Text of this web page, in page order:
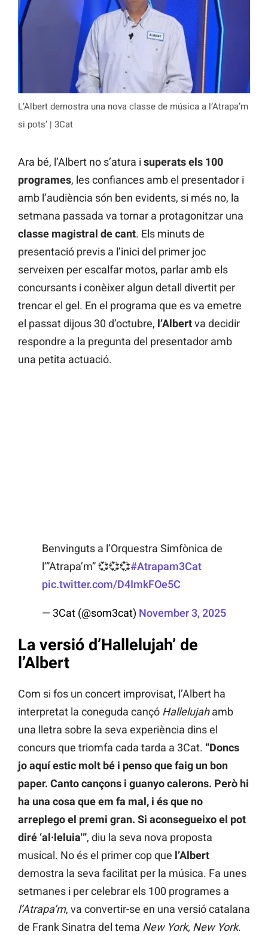
L’Albert demostra una nova classe de música a l’Atrapa’m
si pots’ | 3Cat
Ara bé, l’Albert no s’atura i superats els 100
programes, les confiances amb el presentador i
amb l’audiència són ben evidents, si més no, la
setmana passada va tornar a protagonitzar una
classe magistral de cant. Els minuts de
presentació previs a l’inici del primer joc
serveixen per escalfar motos, parlar amb els
concursants i conèixer algun detall divertit per
trencar el gel. En el programa que es va emetre
el passat dijous 30 d’octubre, l’Albertva decidir
respondre a la pregunta del presentador amb
una petita actuació.
Benvinguts a l’Orquestra Simfònica de
l’”Atrapa’m” 💞💞💞#Atrapam3Cat
pic.twitter.com/D4ImkFOe5C
— 3Cat (@som3cat) November 3, 2025
La versió d’Hallelujah’ de
l’Albert
Com si fos un concert improvisat, l’Albert ha
interpretat la coneguda cançó Hallelujahamb
una lletra sobre la seva experiència dins el
concurs que triomfa cada tarda a 3Cat. “Doncs
jo aquí estic molt bé i penso que faig un bon
paper. Canto cançons i guanyo calerons. Però hi
ha una cosa que em fa mal, i és que no
arreplego el premi gran. Si aconsegueixo el pot
diré ‘al·leluia'”, diu la seva nova proposta
musical. No és el primer cop que l’Albert
demostra la seva facilitat per la música. Fa unes
setmanes i per celebrar els 100 programes a
l’Atrapa’m, va convertir-se en una versió catalana
de Frank Sinatra del tema New York, New York.